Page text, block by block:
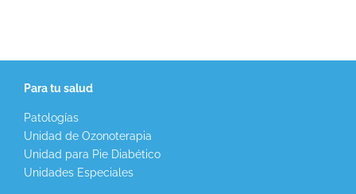
Para tu salud
Patologías
Unidad de Ozonoterapia
Unidad para Pie Diabético
Unidades Especiales